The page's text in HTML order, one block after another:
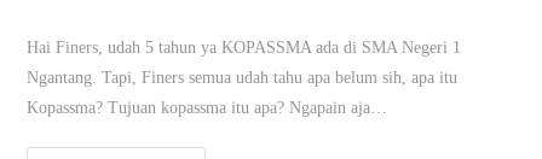
Hai Finers, udah 5 tahun ya KOPASSMA ada di SMA Negeri 1
Ngantang. Tapi, Finers semua udah tahu apa belum sih, apa itu
Kopassma? Tujuan kopassma itu apa? Ngapain aja…